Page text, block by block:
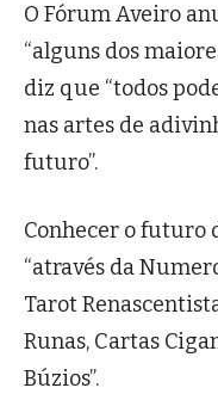
O Fórum Aveiro
“alguns dos
diz que “todos
nas artes de
futuro”.
Conhecer o futuro
“através da
Tarot
Runas, Cartas
Búzios”.